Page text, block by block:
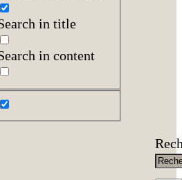
in title
in content